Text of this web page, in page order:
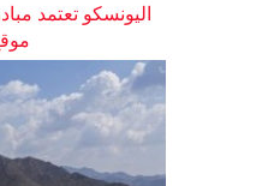
اليونسكو تعتمد